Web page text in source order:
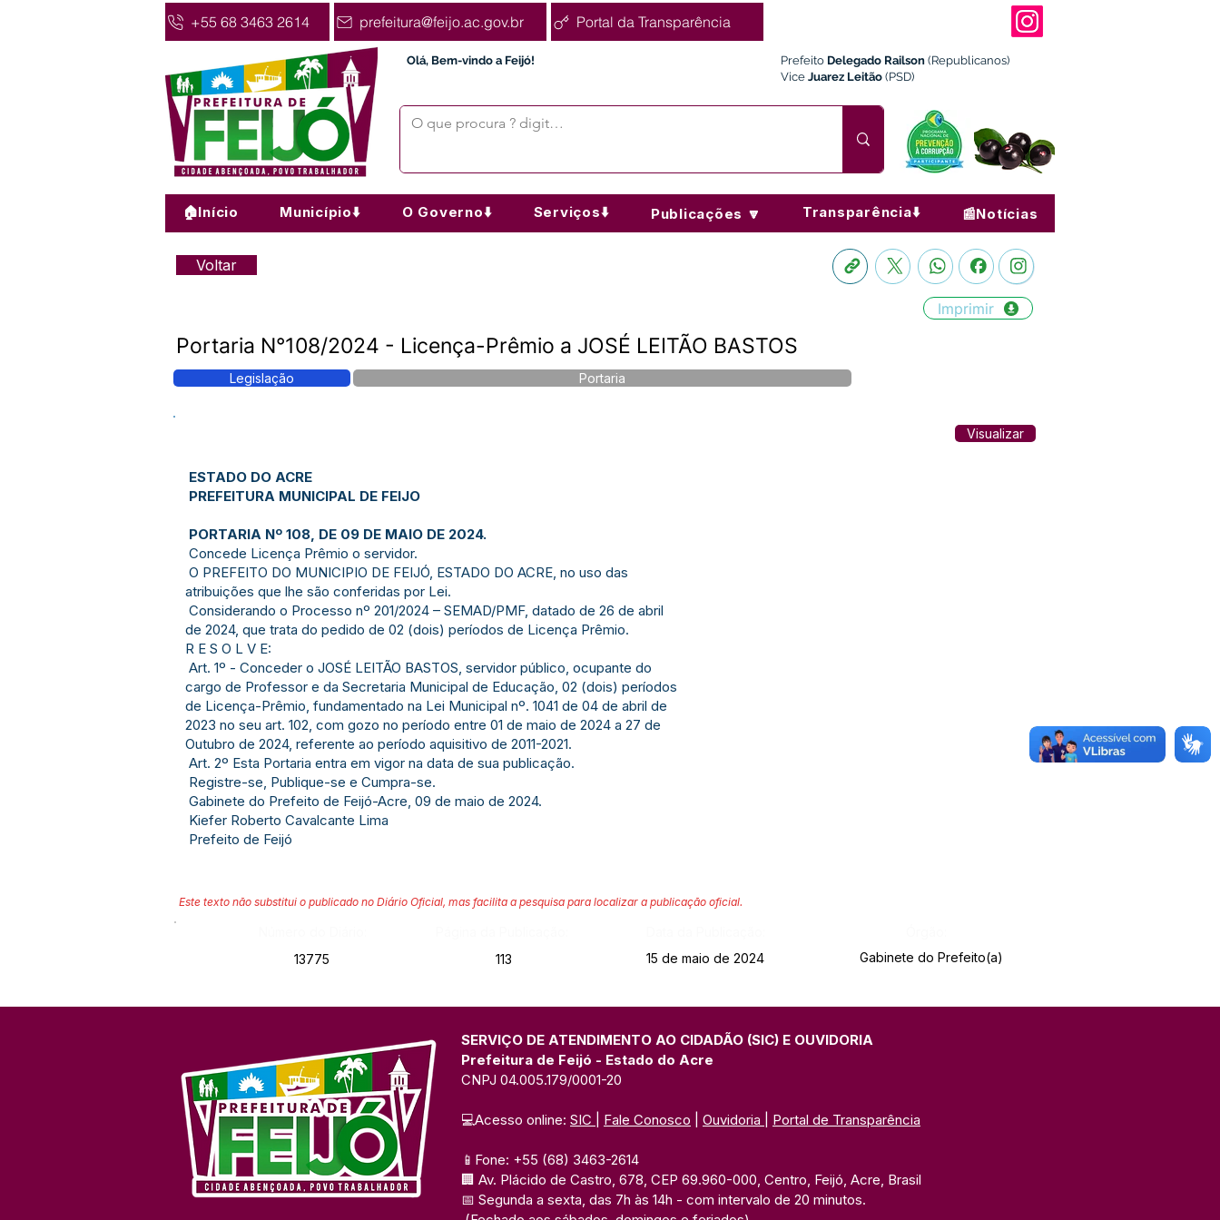
+55 68 3463 2614 prefeitura@feijo.ac.gov.br Portal da Transparência
Olá, Bem-vindo a Feijó! Prefeito Delegado Railson (Republicanos)
Vice Juarez Leitão (PSD)
🏠Início Município⬇️ O Governo⬇️ Serviços⬇️ Publicações 🔽 Transparência⬇️ 📰Notícias
Voltar
Imprimir
Portaria N°108/2024 - Licença-Prêmio a JOSÉ LEITÃO BASTOS
Legislação Portaria
Visualizar
ESTADO DO ACRE
PREFEITURA MUNICIPAL DE FEIJO
PORTARIA Nº 108, DE 09 DE MAIO DE 2024.
Concede Licença Prêmio o servidor.
O PREFEITO DO MUNICIPIO DE FEIJÓ, ESTADO DO ACRE, no uso das
atribuições que lhe são conferidas por Lei.
Considerando o Processo nº 201/2024 – SEMAD/PMF, datado de 26 de abril
de 2024, que trata do pedido de 02 (dois) períodos de Licença Prêmio.
R E S O L V E:
Art. 1º - Conceder o JOSÉ LEITÃO BASTOS, servidor público, ocupante do
cargo de Professor e da Secretaria Municipal de Educação, 02 (dois) períodos
de Licença-Prêmio, fundamentado na Lei Municipal nº. 1041 de 04 de abril de
2023 no seu art. 102, com gozo no período entre 01 de maio de 2024 a 27 de
Outubro de 2024, referente ao período aquisitivo de 2011-2021.
Art. 2º Esta Portaria entra em vigor na data de sua publicação.
Registre-se, Publique-se e Cumpra-se.
Gabinete do Prefeito de Feijó-Acre, 09 de maio de 2024.
Kiefer Roberto Cavalcante Lima
Prefeito de Feijó
Este texto não substitui o publicado no Diário Oficial, mas facilita a pesquisa para localizar a publicação oficial.
13775
113 15 de maio de 2024 Gabinete do Prefeito(a)
SERVIÇO DE ATENDIMENTO AO CIDADÃO (SIC) E OUVIDORIA
Prefeitura de Feijó - Estado do Acre
CNPJ 04.005.179/0001-20
💻Acesso online: SIC Fale Conosco Ouvidoria Portal de Transparência
📱Fone: +55 (68) 3463-2614
🏢 Av. Plácido de Castro, 678, CEP 69.960-000, Centro, Feijó, Acre, Brasil
📅 Segunda a sexta, das 7h às 14h - com intervalo de 20 minutos.